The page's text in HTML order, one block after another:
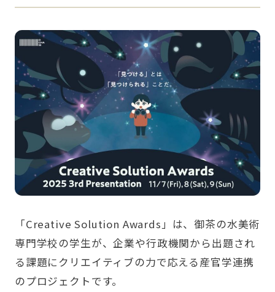
「Creative Solution Awards」 は、御茶の水美術
専門学校の学生が、企業や行政機関から出題され
る課題にクリエイティブの力で応える産官学連携
のプロジェクトです。